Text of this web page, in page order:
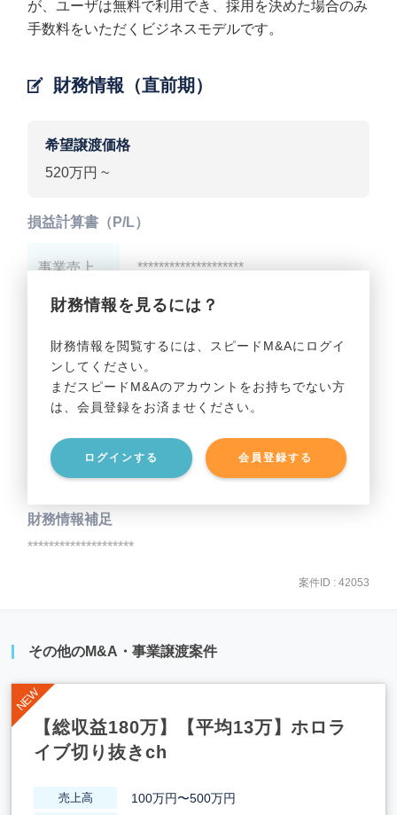
が、ユーザは無料で利用でき、採用を決めた場合のみ
手数料をいただくビジネスモデルです。
財務情報（直前期）
希望譲渡価格
520万円 ~
財務情報を見るには？
財務情報を閲覧するには、スピードM&Aにログイ
ンしてください。
まだスピードM&Aのアカウントをお持ちでない方
は、会員登録をお済ませください。
ログインする 会員登録する
損益計算書（P/L）
事業売上 ********************
事業利益 ********************
貸借対照表（B/S）
事業資産 ********************
事業負債 ********************
財務情報補足
********************
案件ID : 42053
その他のM&A・事業譲渡案件
【総収益180万】【平均13万】ホロラ
イブ切り抜きch
売上高 100万円〜500万円